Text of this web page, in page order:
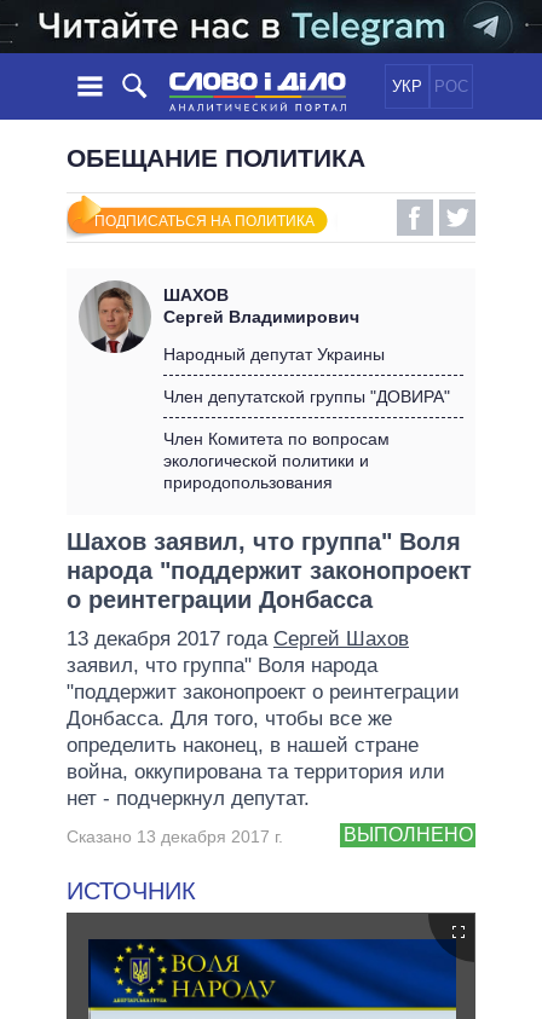
УКР РОС
НОВОСТИ
ЛЕНТА
СОБЫТИЯ
СТАТЬИ
МНЕНИЯ
ОБЗОРЫ
ДАЙДЖЕСТЫ
ПОЛИТИКА
ЭКОНОМИКА
МИР
ОБЕЩАНИЯ
ВСЕ ПОЛИТИКИ
ПРЕЗИДЕНТ И ОФИС
КАБИНЕТ МИНИСТРОВ
ГЛАВЫ ОБЛАДМИНИСТРАЦИЙ
ИНФОГРАФИКА
ВИДЕО
ПОДДЕРЖАТЬ
СРАВНЕНИЕ ПОЛИТИКОВ
ОБЕЩАНИЕ ПОЛИТИКА
ПОДПИСАТЬСЯ НА ПОЛИТИКА
ШАХОВ
Сергей Владимирович
Народный депутат Украины
Член депутатской группы "ДОВИРА"
Член Комитета по вопросам
экологической политики и
природопользования
Шахов заявил, что группа" Воля
народа "поддержит законопроект
о реинтеграции Донбасса
13 декабря 2017 года Сергей Шахов
заявил, что группа" Воля народа
"поддержит законопроект о реинтеграции
Донбасса. Для того, чтобы все же
определить наконец, в нашей стране
война, оккупирована та территория или
нет - подчеркнул депутат.
ВЫПОЛНЕНО
Сказано 13 декабря 2017 г.
ИСТОЧНИК